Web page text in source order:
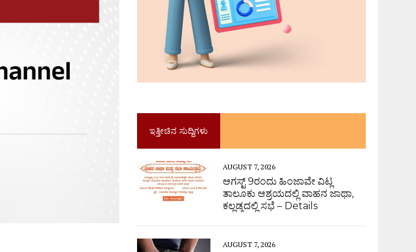
ಇತ್ತೀಚಿನ ಸುದ್ದಿಗಳು
AUGUST 7, 2026
ಆಗಸ್ಟ್ 9ರಂದು ಹಿಂಜಾವೇ ವಿಟ್ಲ
ತಾಲೂಕು ಆಶ್ರಯದಲ್ಲಿ ವಾಹನ ಜಾಥಾ,
ಕಲ್ಲಡ್ಕದಲ್ಲಿ ಸಭೆ – Details
AUGUST 7, 2026